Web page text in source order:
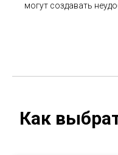
могут создавать
Как